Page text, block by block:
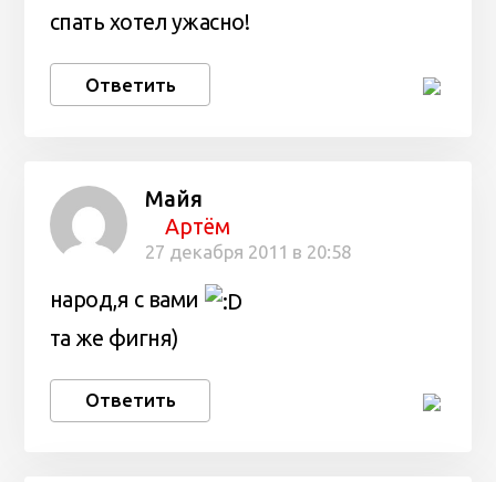
спать хотел ужасно!
Ответить
Майя
Артём
27 декабря 2011 в 20:58
народ,я с вами
та же фигня)
Ответить